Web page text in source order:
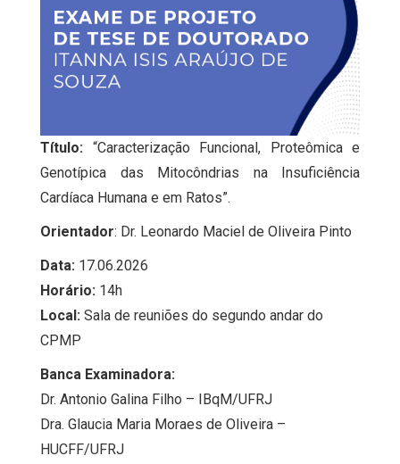
Título: “Caracterização Funcional, Proteômica e
Genotípica das Mitocôndrias na Insuficiência
Cardíaca Humana e em Ratos”.
Orientador: Dr. Leonardo Maciel de Oliveira Pinto
Data: 17.06.2026
Horário: 14h
Local: Sala de reuniões do segundo andar do
CPMP
Banca Examinadora:
Dr. Antonio Galina Filho – IBqM/UFRJ
Dra. Glaucia Maria Moraes de Oliveira –
HUCFF/UFRJ